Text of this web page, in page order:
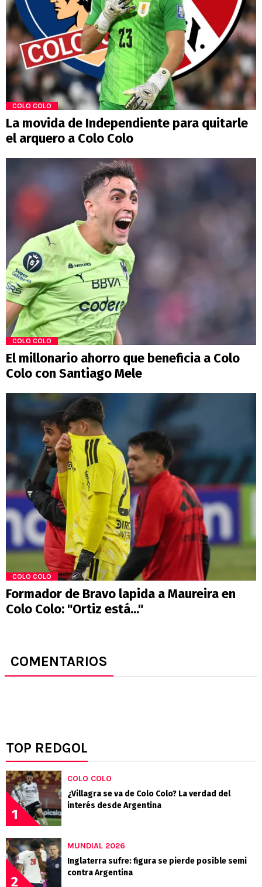
COLO COLO
La movida de Independiente para quitarle
el arquero a Colo Colo
COLO COLO
El millonario ahorro que beneficia a Colo
Colo con Santiago Mele
COLO COLO
Formador de Bravo lapida a Maureira en
Colo Colo: "Ortiz está..."
COMENTARIOS
TOP REDGOL
1
COLO COLO
¿Villagra se va de Colo Colo? La verdad del
interés desde Argentina
2
MUNDIAL 2026
Inglaterra sufre: figura se pierde posible semi
contra Argentina